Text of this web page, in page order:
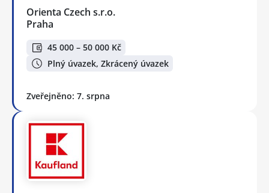
Orienta Czech s.r.o.
Praha
45 000 – 50 000 Kč
Plný úvazek, Zkrácený úvazek
Zveřejněno: 7. srpna